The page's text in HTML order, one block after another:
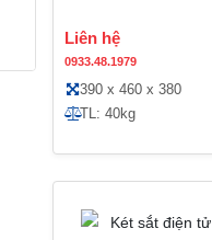
Liên hệ
0933.48.1979
390 x 460 x 380
TL: 40kg